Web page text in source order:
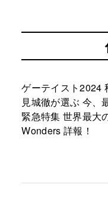
ゲーテイスト2024
見城徹が選ぶ 今、
緊急特集 世界最大
Wonders 詳報！